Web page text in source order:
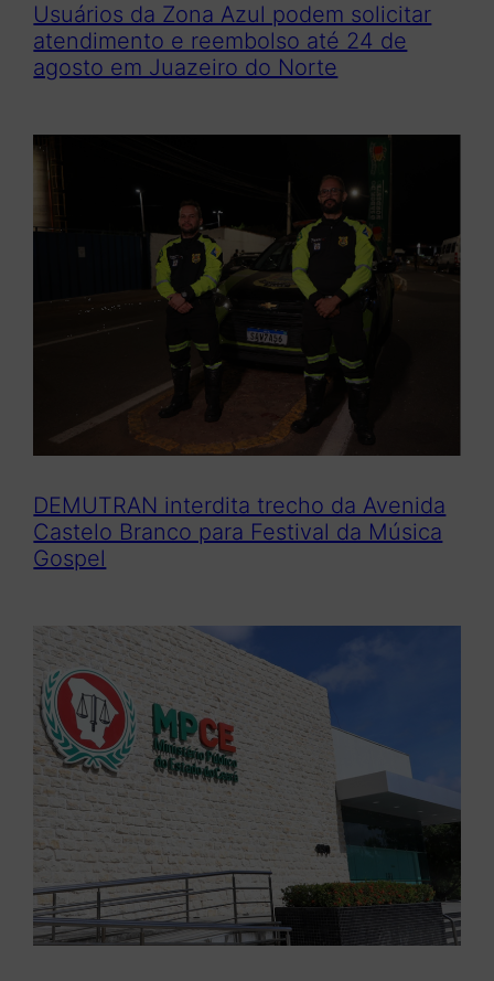
Usuários da Zona Azul podem solicitar
atendimento e reembolso até 24 de
agosto em Juazeiro do Norte
DEMUTRAN interdita trecho da Avenida
Castelo Branco para Festival da Música
Gospel